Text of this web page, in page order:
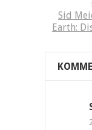
Sid
Earth: